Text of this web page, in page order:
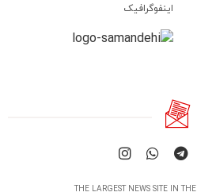
اینفوگرافیک
THE LARGEST NEWS SITE IN THE